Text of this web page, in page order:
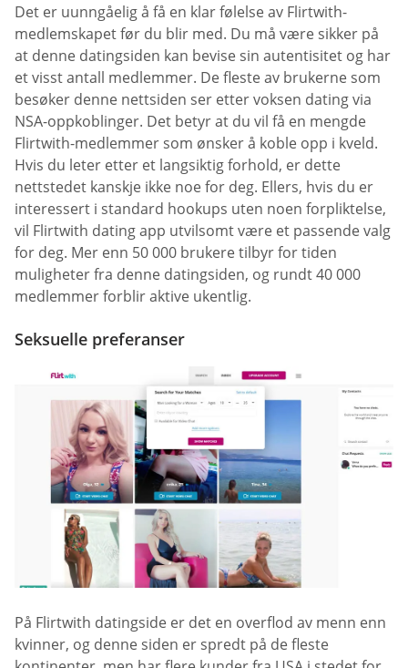
Det er uunngåelig å få en klar følelse av Flirtwith-
medlemskapet før du blir med. Du må være sikker på
at denne datingsiden kan bevise sin autentisitet og har
et visst antall medlemmer. De fleste av brukerne som
besøker denne nettsiden ser etter voksen dating via
NSA-oppkoblinger. Det betyr at du vil få en mengde
Flirtwith-medlemmer som ønsker å koble opp i kveld.
Hvis du leter etter et langsiktig forhold, er dette
nettstedet kanskje ikke noe for deg. Ellers, hvis du er
interessert i standard hookups uten noen forpliktelse,
vil Flirtwith dating app utvilsomt være et passende valg
for deg. Mer enn 50 000 brukere tilbyr for tiden
muligheter fra denne datingsiden, og rundt 40 000
medlemmer forblir aktive ukentlig.
Seksuelle preferanser
På Flirtwith datingside er det en overflod av menn enn
kvinner, og denne siden er spredt på de fleste